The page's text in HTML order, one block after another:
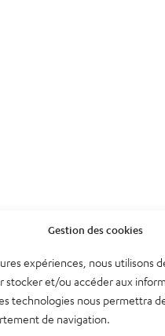
Gestion des cookies
expériences, nous utilisons
stocker et/ou accéder aux
technologies nous permettra
de navigation.
Plan du site
Mentions légales